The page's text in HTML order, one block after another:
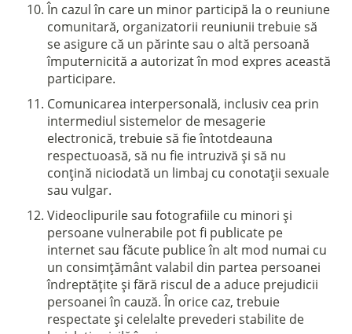
În cazul în care un minor participă la o reuniune
comunitară, organizatorii reuniunii trebuie să
se asigure că un părinte sau o altă persoană
împuternicită a autorizat în mod expres această
participare.
Comunicarea interpersonală, inclusiv cea prin
intermediul sistemelor de mesagerie
electronică, trebuie să fie întotdeauna
respectuoasă, să nu fie intruzivă și să nu
conțină niciodată un limbaj cu conotații sexuale
sau vulgar.
Videoclipurile sau fotografiile cu minori și
persoane vulnerabile pot fi publicate pe
internet sau făcute publice în alt mod numai cu
un consimțământ valabil din partea persoanei
îndreptățite și fără riscul de a aduce prejudicii
persoanei în cauză. În orice caz, trebuie
respectate și celelalte prevederi stabilite de